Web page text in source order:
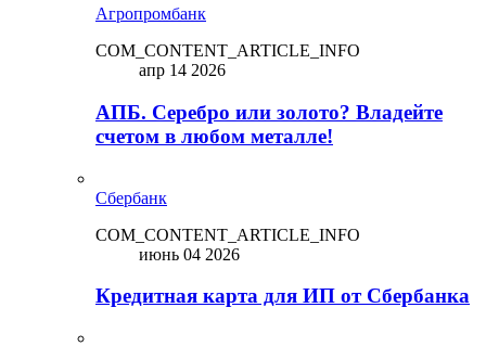
Агропромбанк
COM_CONTENT_ARTICLE_INFO
апр 14 2026
АПБ. Серебро или золото? Владейте
счетом в любом металле!
Сбербанк
COM_CONTENT_ARTICLE_INFO
июнь 04 2026
Кредитная карта для ИП от Сбербанка